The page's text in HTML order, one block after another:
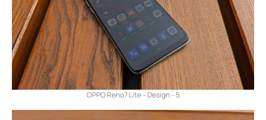
OPPO Reno7 Lite – Design – 5